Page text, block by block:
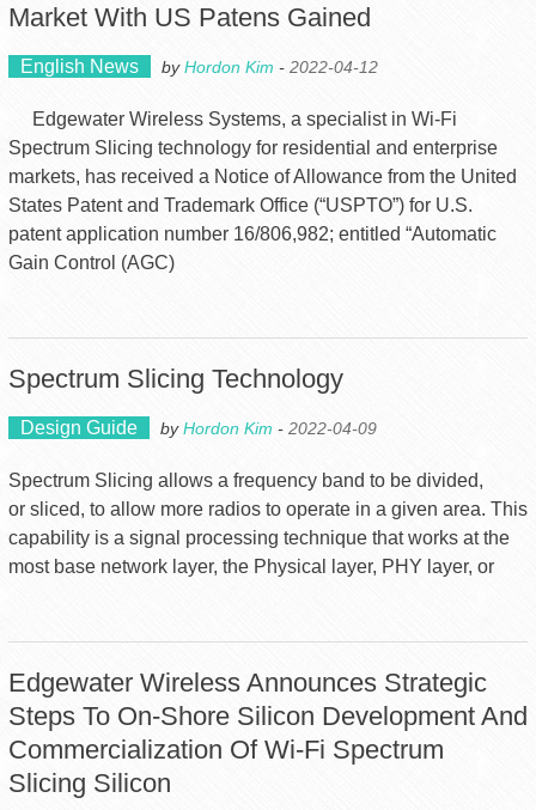
Market With US Patens Gained
English News byHordon Kim - 2022-04-12
Edgewater Wireless Systems, a specialist in Wi-Fi
Spectrum Slicing technology for residential and enterprise
markets, has received a Notice of Allowance from the United
States Patent and Trademark Office (“USPTO”) for U.S.
patent application number 16/806,982; entitled “Automatic
Gain Control (AGC)
Spectrum Slicing Technology
Design Guide byHordon Kim - 2022-04-09
Spectrum Slicing allows a frequency band to be divided,
or sliced, to allow more radios to operate in a given area. This
capability is a signal processing technique that works at the
most base network layer, the Physical layer, PHY layer, or
Edgewater Wireless Announces Strategic
Steps To On-Shore Silicon Development And
Commercialization Of Wi-Fi Spectrum
Slicing Silicon